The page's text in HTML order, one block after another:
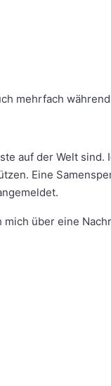
mehrfach
auf der Welt sind.
Eine
über eine